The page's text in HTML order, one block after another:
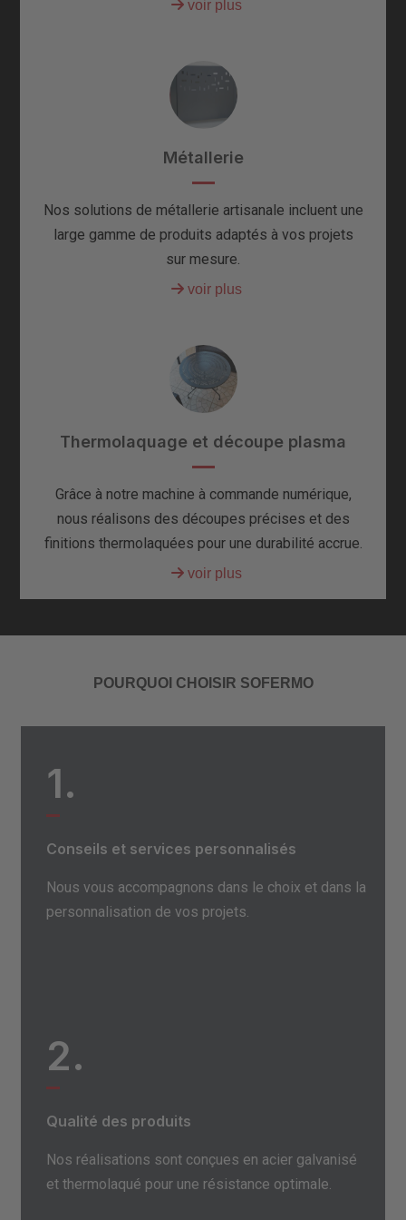
Métallerie
Nos solutions de métallerie artisanale incluent une
large gamme de produits adaptés à vos projets
sur mesure.
Thermolaquage et découpe plasma
Grâce à notre machine à commande numérique,
nous réalisons des découpes précises et des
finitions thermolaquées pour une durabilité accrue.
POURQUOI CHOISIR SOFERMO
1.
Conseils et services personnalisés
Nous vous accompagnons dans le choix et dans la
personnalisation de vos projets.
2.
Qualité des produits
Nos réalisations sont conçues en acier galvanisé
et thermolaqué pour une résistance optimale.